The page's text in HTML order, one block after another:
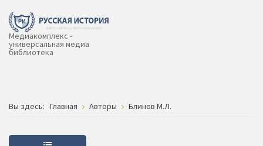
Медиакомплекс -
универсальная медиа
библиотека
Вы здесь: Главная Авторы Блинов М.Л.